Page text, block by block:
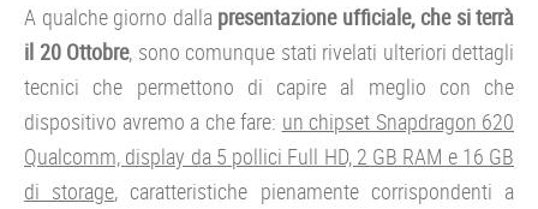
A qualche giorno dalla presentazione ufficiale, che si terrà
il 20 Ottobre, sono comunque stati rivelati ulteriori dettagli
tecnici che permettono di capire al meglio con che
dispositivo avremo a che fare: un chipset Snapdragon 620
Qualcomm, display da 5 pollici Full HD, 2 GB RAM e 16 GB
di storage, caratteristiche pienamente corrispondenti a